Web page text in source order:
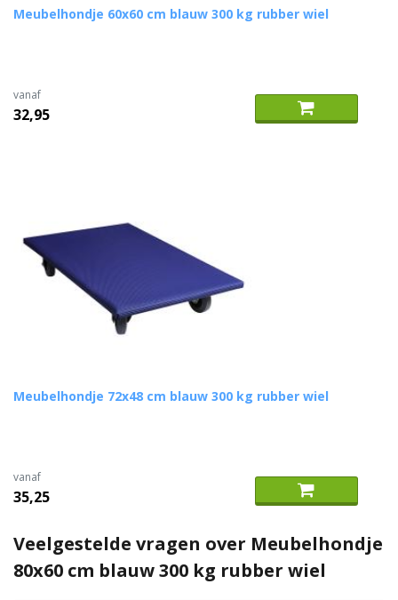
Meubelhondje 60x60 cm blauw 300 kg rubber wiel
vanaf
32,95
Meubelhondje 72x48 cm blauw 300 kg rubber wiel
vanaf
35,25
Veelgestelde vragen over Meubelhondje
80x60 cm blauw 300 kg rubber wiel